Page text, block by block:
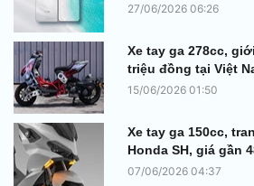
27/06/2026 06:26
Xe tay ga 278cc,
triệu đồng tại Việt
15/06/2026 01:50
Xe tay ga 150cc,
Honda SH, giá gần
07/06/2026 04:37